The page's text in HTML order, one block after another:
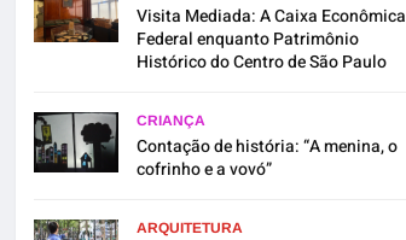
Visita Mediada: A Caixa Econômica
Federal enquanto Patrimônio
Histórico do Centro de São Paulo
CRIANÇA
Contação de história: “A menina, o
cofrinho e a vovó”
ARQUITETURA